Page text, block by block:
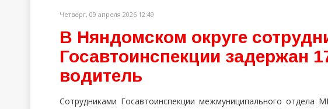
Четверг, 09 апреля 2026 12:49
В Няндомском округе
Госавтоинспекции задержан
водитель
Сотрудниками Госавтоинспекции межмуниципального отдела